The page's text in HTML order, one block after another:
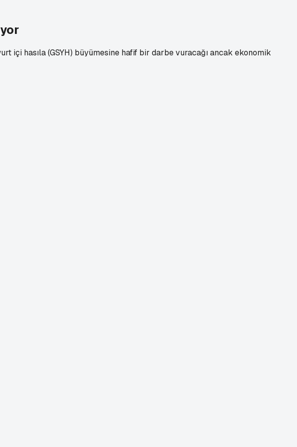
içi hasıla (GSYH) büyümesine hafif bir darbe vuracağı ancak ekonomik